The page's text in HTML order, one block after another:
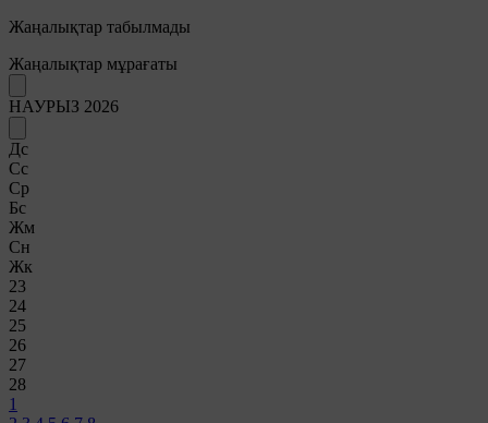
Жаңалықтар табылмады
Жаңалықтар мұрағаты
НАУРЫЗ 2026
Дс
Сс
Ср
Бс
Жм
Сн
Жк
23
24
25
26
27
28
1